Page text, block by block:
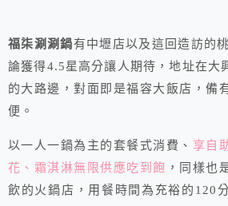
福柒涮涮鍋有中壢店以及這回造訪的
論獲得4.5星高分讓人期待，地址在大
的大路邊，對面即是福容大飯店，備
便。
以一人一鍋為主的套餐式消費、 享自
花、霜淇淋無限供應吃到飽 ，同樣也
飲的火鍋店，用餐時間為充裕的120